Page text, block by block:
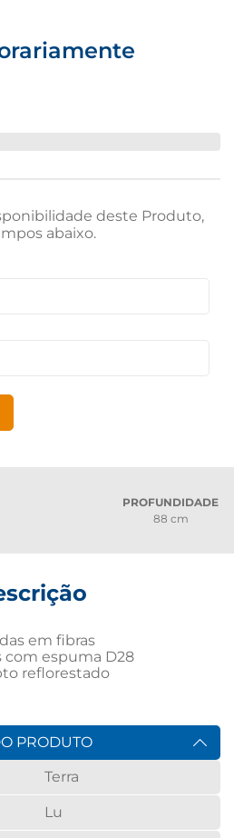
deste Produto,
abaixo.
PROFUNDIDADE
88 cm
em fibras
com espuma D28
reflorestado
PRODUTO
Terra
Lu